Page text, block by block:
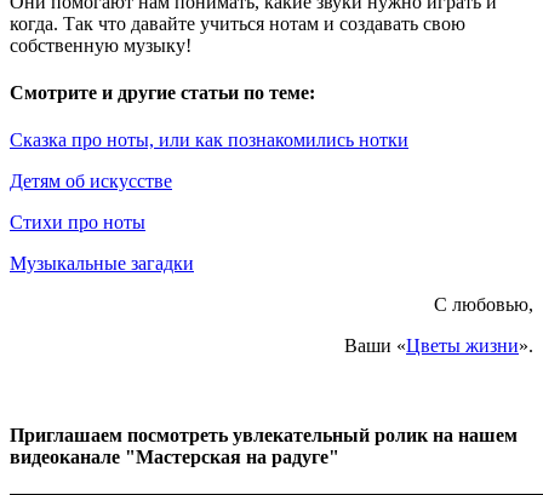
когда. Так что давайте учиться нотам и создавать свою
собственную музыку!
Смотрите и другие статьи по теме:
Сказка про ноты, или как познакомились нотки
Детям об искусстве
Стихи про ноты
Музыкальные загадки
С любовью,
Ваши «Цветы жизни».
Приглашаем посмотреть увлекательный ролик на нашем
видеоканале "Мастерская на радуге"